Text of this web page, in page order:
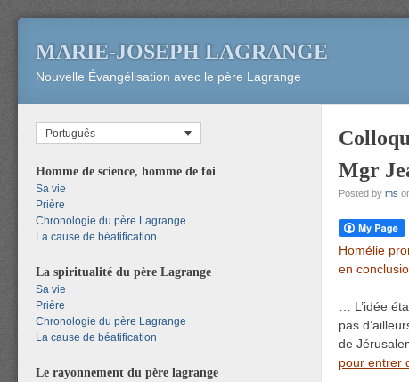
MARIE-JOSEPH LAGRANGE
Nouvelle Évangélisation avec le père Lagrange
Mgr
Posted by ms
Homélie
en
… L’idée
pas
de
pour entrer
Português
Homme de science, homme de foi
Sa vie
Prière
Chronologie du père Lagrange
La cause de béatification
La spiritualité du père Lagrange
Sa vie
Prière
Chronologie du père Lagrange
La cause de béatification
Le rayonnement du père lagrange